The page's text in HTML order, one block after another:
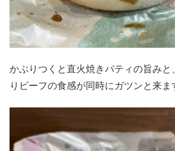
かぶりつくと直火焼きパティの旨みと
りビーフの食感が同時にガツンと来ま